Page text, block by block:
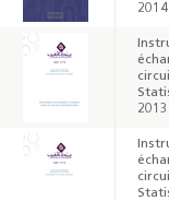
2014
2013